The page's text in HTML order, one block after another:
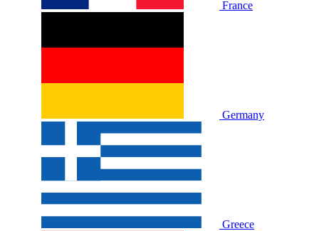
France
Germany
Greece